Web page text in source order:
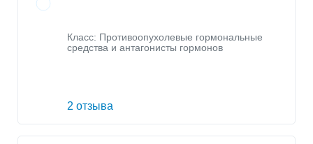
Класс: Противоопухолевые гормональные
средства и антагонисты гормонов
2 отзыва